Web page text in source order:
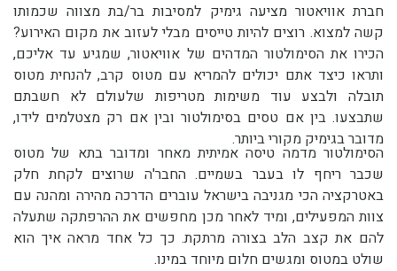
חברת אוויאטור מציעה גימיק למסיבות בר/בת מצווה שכמותו
קשה למצוא. רוצים להיות טייסים מבלי לעזוב את מקום האירוע?
הכירו את הסימולטור המדהים של אוויאטור, שמגיע עד אליכם,
ותראו כיצד אתם יכולים להמריא עם מטוס קרב, להנחית מטוס
תובלה ולבצע עוד משימות מטריפות שלעולם לא חשבתם
שתבצעו. בין אם טסים בסימולטור ובין אם רק מצטלמים לידו,
מדובר בגימיק מקורי ביותר.
הסימולטור מדמה טיסה אמיתית מאחר ומדובר בתא של מטוס
שכבר ריחף לו בעבר בשמיים. החבר'ה שרוצים לקחת חלק
באטרקציה הכי מגניבה בישראל עוברים הדרכה מהירה ומהנה עם
צוות המפעילים, ומיד לאחר מכן מחפשים את ההרפתקה שתעלה
להם את קצב הלב בצורה מרתקת. כך כל אחד מראה איך הוא
שולט במטוס ומגשים חלום מיוחד במינו.